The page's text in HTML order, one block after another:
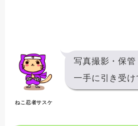
ねこ忍者サスケ
写真撮影・保
一手に引き受け